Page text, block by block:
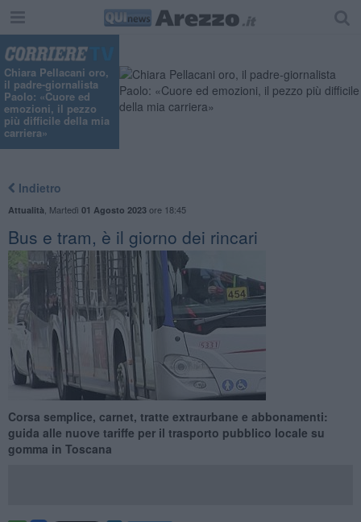
Chiara Pellacani oro,
il padre-giornalista
Paolo: «Cuore ed
emozioni, il pezzo
più difficile della mia
carriera»
Indietro
Attualità Martedì 01 Agosto 2023ore 18:45
Bus e tram, è il giorno dei rincari
Corsa semplice, carnet, tratte extraurbane e abbonamenti:
guida alle nuove tariffe per il trasporto pubblico locale su
gomma in Toscana